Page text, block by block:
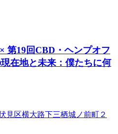
第19回CBD・ヘンプオフ
在地と未来：僕たちに何
見区横大路下三栖城ノ前町２